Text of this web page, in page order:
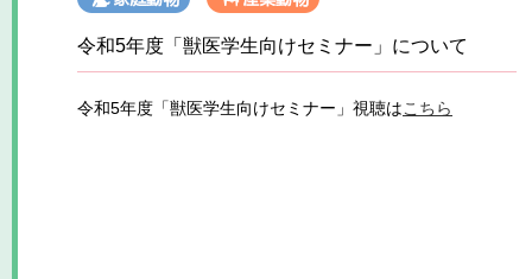
令和5年度「獣医学生向けセミナー」について
令和5年度「獣医学生向けセミナー」視聴はこちら